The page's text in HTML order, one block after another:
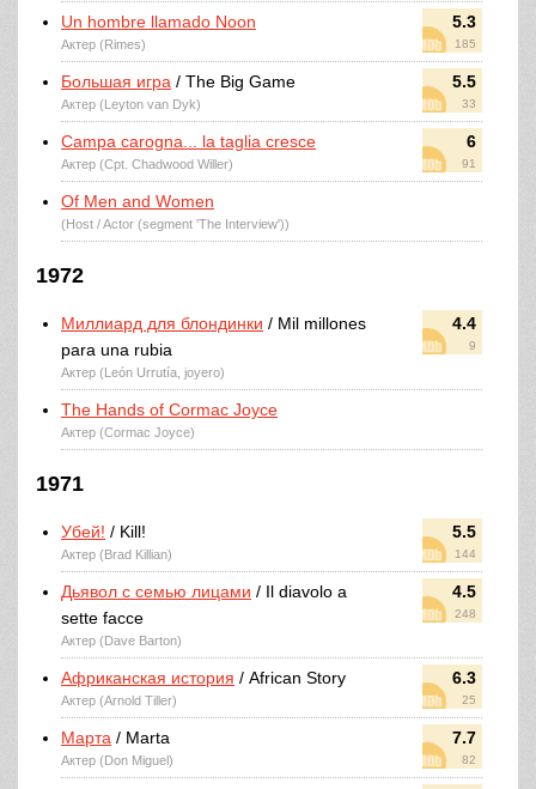
5.3
185
Un hombre llamado Noon
Актер (Rimes)
5.5
33
Большая игра / The Big Game
Актер (Leyton van Dyk)
6
91
Campa carogna... la taglia cresce
Актер (Cpt. Chadwood Willer)
Of Men and Women
(Host / Actor (segment 'The Interview'))
1972
4.4
9
Миллиард для блондинки / Mil millones
para una rubia
Актер (León Urrutía, joyero)
The Hands of Cormac Joyce
Актер (Cormac Joyce)
1971
5.5
144
Убей! / Kill!
Актер (Brad Killian)
4.5
248
Дьявол с семью лицами / Il diavolo a
sette facce
Актер (Dave Barton)
6.3
25
Африканская история / African Story
Актер (Arnold Tiller)
7.7
82
Марта / Marta
Актер (Don Miguel)